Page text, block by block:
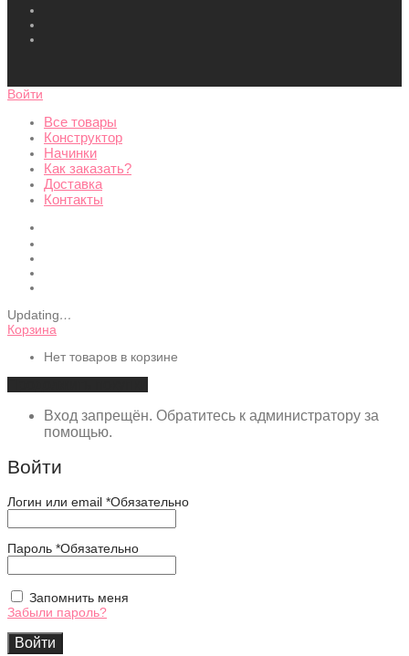
Войти
Все товары
Конструктор
Начинки
Как заказать?
Доставка
Контакты
Updating…
Корзина
Нет товаров в корзине
Вход запрещён. Обратитесь к администратору за
помощью.
Войти
Логин или email *Обязательно
Пароль *Обязательно
Запомнить меня
Забыли пароль?
Войти